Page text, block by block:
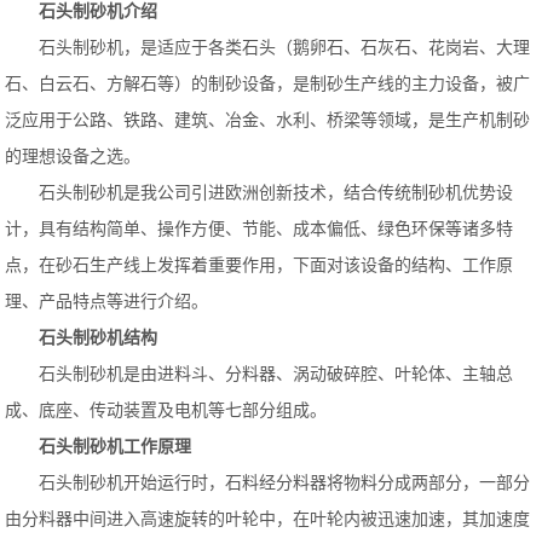
石头制砂机介绍
石头制砂机，是适应于各类石头（鹅卵石、石灰石、花岗岩、大理
石、白云石、方解石等）的制砂设备，是制砂生产线的主力设备，被广
泛应用于公路、铁路、建筑、冶金、水利、桥梁等领域，是生产机制砂
的理想设备之选。
石头制砂机是我公司引进欧洲创新技术，结合传统制砂机优势设
计，具有结构简单、操作方便、节能、成本偏低、绿色环保等诸多特
点，在砂石生产线上发挥着重要作用，下面对该设备的结构、工作原
理、产品特点等进行介绍。
石头制砂机结构
石头制砂机是由进料斗、分料器、涡动破碎腔、叶轮体、主轴总
成、底座、传动装置及电机等七部分组成。
石头制砂机工作原理
石头制砂机开始运行时，石料经分料器将物料分成两部分，一部分
由分料器中间进入高速旋转的叶轮中，在叶轮内被迅速加速，其加速度